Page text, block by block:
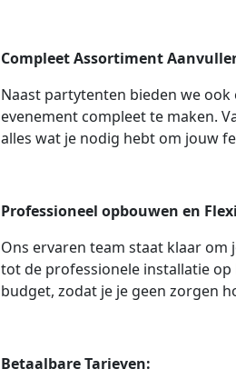
Compleet Assortiment
Naast partytenten bieden we
evenement compleet te maken.
alles wat je nodig hebt om jouw
Professioneel opbouwen en
Ons ervaren team staat klaar om
tot de professionele installatie
budget, zodat je je geen zorgen
Betaalbare Tarieven: